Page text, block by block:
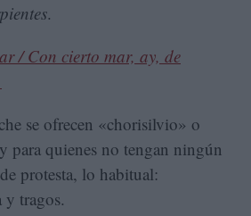
.
/ Con cierto mar, ay, de
se ofrecen «chorisilvio» o
para quienes no tengan ningún
protesta, lo habitual:
y tragos.